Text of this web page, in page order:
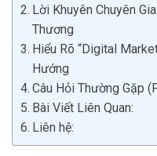
Lời Khuyên Chuyên
Thương
Hiểu Rõ “Digital
Hướng
Câu Hỏi Thường Gặp
Bài Viết Liên Quan:
Liên hệ: